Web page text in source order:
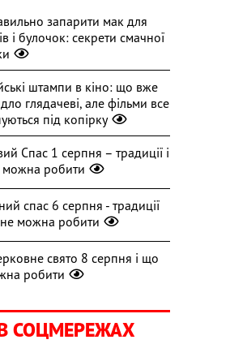
запарити мак для
і булочок: секрети смачної
штампи в кіно: що вже
глядачеві, але фільми все
під копірку
Спас 1 серпня – традиції і
робити
спас 6 серпня - традиції
можна робити
свято 8 серпня і що
робити
СОЦМЕРЕЖАХ